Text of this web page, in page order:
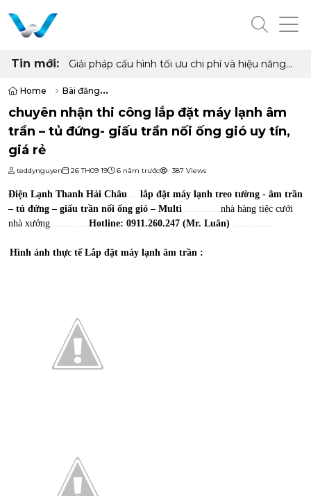
Tin mới:
Giải pháp cấu hình tối ưu chi phí và hiệu năng
5700G, 5700X và Radeon RX 6500XT, 7600
Home
Bài đăng
chuyên nhận thi công lắp đặt máy lạnh âm trần – tủ đứng- giấu
chuyên nhận thi công lắp đặt máy lạnh âm
trần – tủ đứng- giấu trần nối ống gió uy tín,
giá rẻ
teddynguyen 26 TH09 19 6 năm trước 387 Views
Điện Lạnh Thanh Hải Châu
lắp đặt máy lạnh treo tường - âm trần
– tủ đứng – giấu trần nối ống gió – Multi
nhà hàng tiệc cưới
nhà xưởng
Hotline: 0911.260.247 (Mr. Luân)
Hình ảnh thực tế Lắp đặt máy lạnh âm trần :